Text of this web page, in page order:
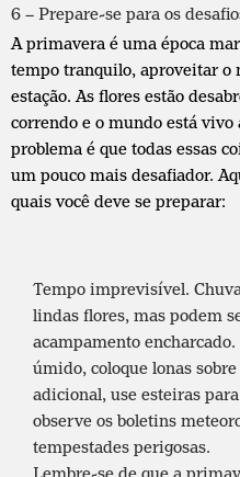
6 – Prepare-se para os
A primavera é uma época
tempo tranquilo, aproveitar o
estação. As flores estão
correndo e o mundo está vivo
problema é que todas essas
um pouco mais desafiador.
quais você deve se preparar:
Tempo imprevisível.
lindas flores, mas podem
acampamento
úmido, coloque lonas
adicional, use esteiras
observe os boletins
tempestades perigosas.
Lembre-se de que a